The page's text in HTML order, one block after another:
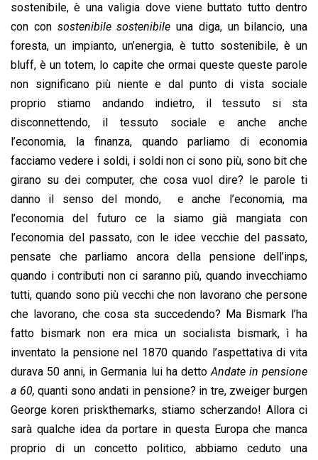
sostenibile, è una valigia dove viene buttato tutto dentro
con con sostenibile sostenibile una diga, un bilancio, una
foresta, un impianto, un’energia, è tutto sostenibile, è un
bluff, è un totem, lo capite che ormai queste queste parole
non significano più niente e dal punto di vista sociale
proprio stiamo andando indietro, il tessuto si sta
disconnettendo, il tessuto sociale e anche anche
l’economia, la finanza, quando parliamo di economia
facciamo vedere i soldi, i soldi non ci sono più, sono bit che
girano su dei computer, che cosa vuol dire? le parole ti
danno il senso del mondo, e anche l’economia, ma
l’economia del futuro ce la siamo già mangiata con
l’economia del passato, con le idee vecchie del passato,
pensate che parliamo ancora della pensione dell’inps,
quando i contributi non ci saranno più, quando invecchiamo
tutti, quando sono più vecchi che non lavorano che persone
che lavorano, che cosa sta succedendo? Ma Bismark l’ha
fatto bismark non era mica un socialista bismark, ì ha
inventato la pensione nel 1870 quando l’aspettativa di vita
durava 50 anni, in Germania lui ha dettoAndate in pensione
a 60, quanti sono andati in pensione? in tre, zweiger burgen
George koren priskthemarks, stiamo scherzando! Allora ci
sarà qualche idea da portare in questa Europa che manca
proprio di un concetto politico, abbiamo ceduto una